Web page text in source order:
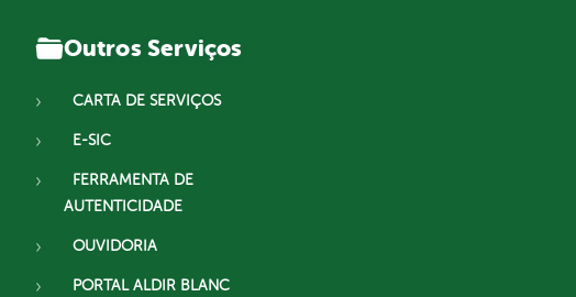
Outros Serviços
CARTA DE SERVIÇOS
E-SIC
FERRAMENTA DE
AUTENTICIDADE
OUVIDORIA
PORTAL ALDIR BLANC